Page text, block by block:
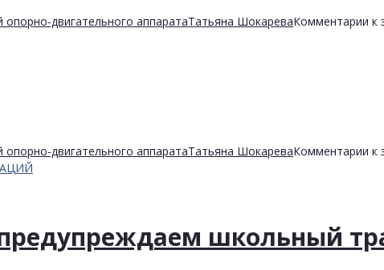
двигательного аппаратаТатьяна ШокареваКомментарии к
двигательного аппаратаТатьяна ШокареваКомментарии к
школьный